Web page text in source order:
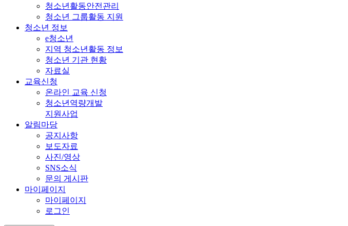
청소년활동안전관리
청소년 그룹활동 지원
청소년 정보
e청소년
지역 청소년활동 정보
청소년 기관 현황
자료실
교육신청
온라인 교육 신청
청소년역량개발
지원사업
알림마당
공지사항
보도자료
사진/영상
SNS소식
문의 게시판
마이페이지
마이페이지
로그인